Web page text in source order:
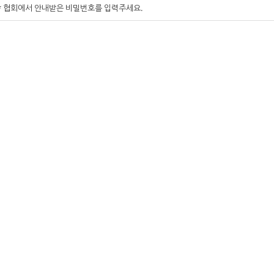
협회에서 안내받은 비밀번호를 입력주세요.